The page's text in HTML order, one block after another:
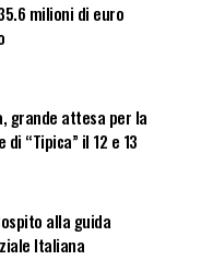
milioni di euro
grande attesa per la
di “Tipica” il 12 e 13
alla guida
Italiana